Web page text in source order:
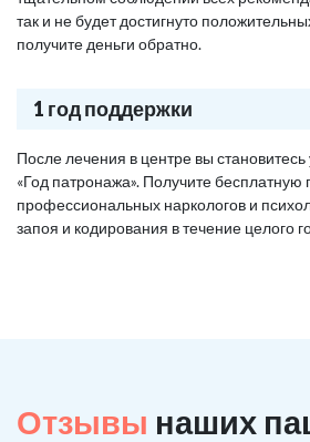
так и не будет достигнуто
получите деньги обратно.
1 год поддержки
После лечения в центре вы
«Год патронажа». Получите бесплатную
профессиональных наркологов и
запоя и кодирования в течение целого
Отзывы наших